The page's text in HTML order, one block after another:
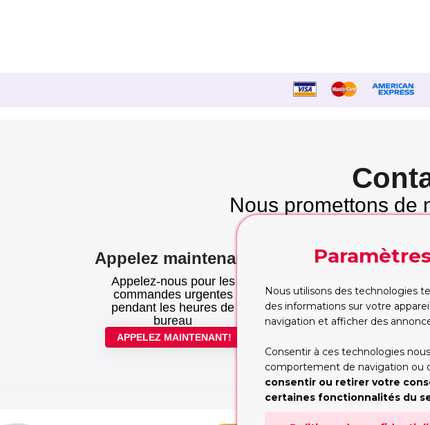
Nous promettons de
*Les
Lundi - Vendredi: 10h
Etre rappelé
appeler? Partagez
contacts, nous vous
rappellerons
Appelez maintenant
Appelez-nous pour les
commandes urgentes
pendant les heures de
bureau
APPELEZ MAINTENANT!
Nous utilisons des technologies
des informations sur votre
navigation et afficher des
Consentir à ces technologies
comportement de navigation ou
consentir ou retirer votre
certaines fonctionnalités du